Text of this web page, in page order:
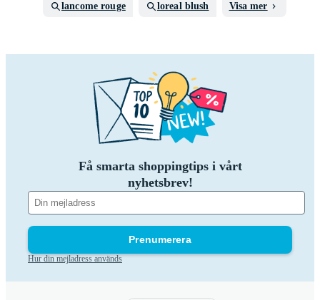
lancome rouge loreal blush Visa mer
Få smarta shoppingtips i vårt
nyhetsbrev!
Prenumerera
Hur din mejladress används